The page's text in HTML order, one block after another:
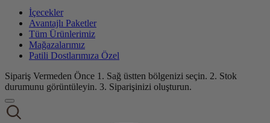
İçecekler
Avantajlı Paketler
Tüm Ürünlerimiz
Mağazalarımız
Patili Dostlarımıza Özel
Sipariş Vermeden Önce 1. Sağ üstten bölgenizi seçin. 2. Stok
durumunu görüntüleyin. 3. Siparişinizi oluşturun.